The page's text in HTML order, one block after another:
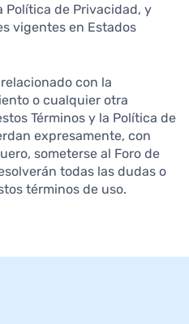
de Privacidad, y
vigentes en Estados
con la
o cualquier otra
Términos y la Política de
expresamente, con
someterse al Foro de
todas las dudas o
términos de uso.